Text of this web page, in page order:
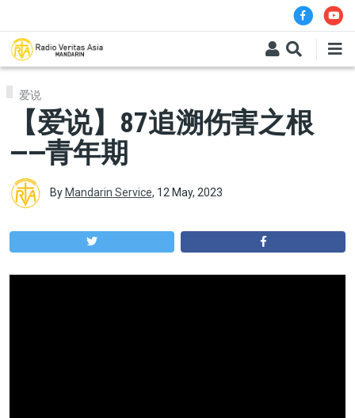
爱说
【爱说】87追溯伤害之根
——青年期
By Mandarin Service, 12 May, 2023